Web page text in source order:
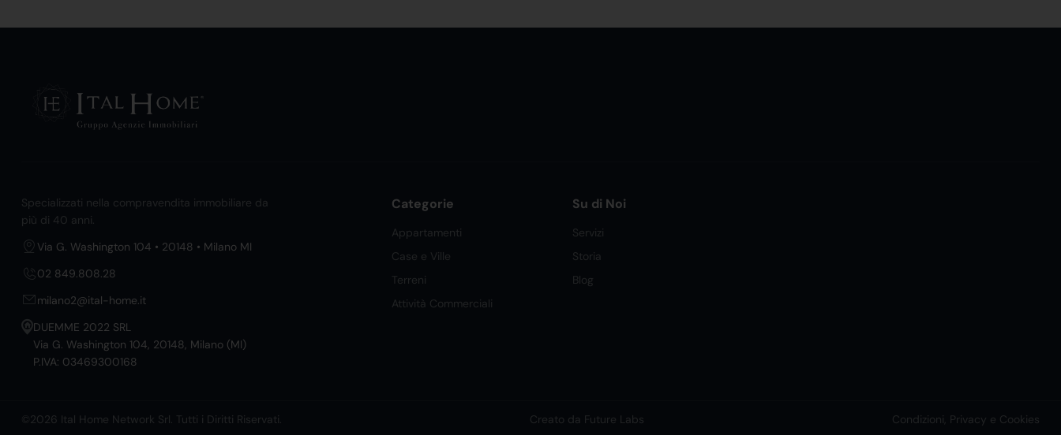
Specializzati nella compravendita immobiliare da
più di 40 anni.
Via G. Washington 104 • 20148 • Milano MI
02 849.808.28
milano2@ital-home.it
DUEMME 2022 SRL
Via G. Washington 104, 20148, Milano (MI)
P.IVA: 03469300168
Categorie
Appartamenti
Case e Ville
Terreni
Attività Commerciali
Su di Noi
Servizi
Storia
Blog
©2026 Ital Home Network Srl. Tutti i Diritti Riservati. Creato da Future Labs Condizioni, Privacy e Cookies